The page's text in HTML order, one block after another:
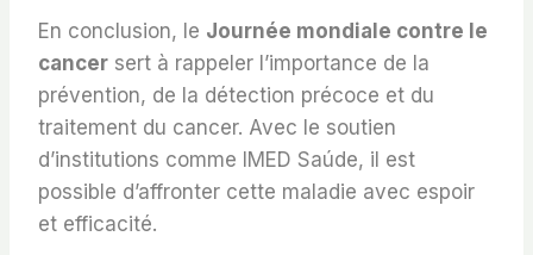
En conclusion, le Journée mondiale contre le
cancer sert à rappeler l’importance de la
prévention, de la détection précoce et du
traitement du cancer. Avec le soutien
d’institutions comme IMED Saúde, il est
possible d’affronter cette maladie avec espoir
et efficacité.